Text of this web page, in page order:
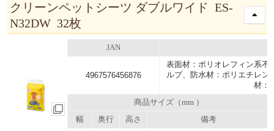
クリーンペットシーツ ダブルワイド ES-
N32DW 32枚
JAN
4967576456876
表面材：ポリオレフィン系不
ルプ、防水材：ポリエチレン
材：
商品サイズ（mm ）
幅
奥行 高さ 備考